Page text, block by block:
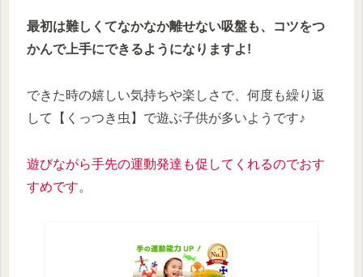
最初は難しくてなかなか離せない吸盤も、コツをつ
かんで上手にできるようになりますよ !
できた時の嬉しい気持ちや楽しさで、何度も繰り返
して【くっつき虫】で遊ぶ子供が多いようです♪
遊びながら手先の運動発達も促してくれるのでおす
すめです。